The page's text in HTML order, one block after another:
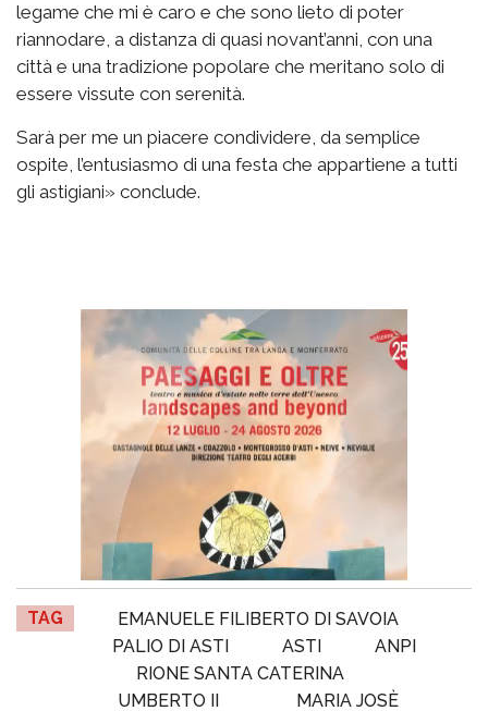
legame che mi è caro e che sono lieto di poter
riannodare, a distanza di quasi novant’anni, con una
città e una tradizione popolare che meritano solo di
essere vissute con serenità.
Sarà per me un piacere condividere, da semplice
ospite, l’entusiasmo di una festa che appartiene a tutti
gli astigiani» conclude.
TAG
EMANUELE FILIBERTO DI SAVOIA
PALIO DI ASTI
ASTI
ANPI
RIONE SANTA CATERINA
UMBERTO II
MARIA JOSÈ